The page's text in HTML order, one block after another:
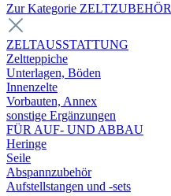
Zur Kategorie ZELTZUBEHÖR
ZELTAUSSTATTUNG
Zeltteppiche
Unterlagen, Böden
Innenzelte
Vorbauten, Annex
sonstige Ergänzungen
FÜR AUF- UND ABBAU
Heringe
Seile
Abspannzubehör
Aufstellstangen und -sets